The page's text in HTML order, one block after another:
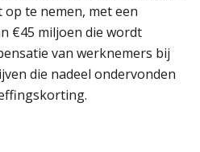
op te nemen, met een
€45 miljoen die wordt
van werknemers bij
die nadeel ondervonden
Home: DAC7-compliant opschalen
verhuurplatform voor
signalen dat jouw relatiebeheer
meer werkt (en hoe je dat oplost)